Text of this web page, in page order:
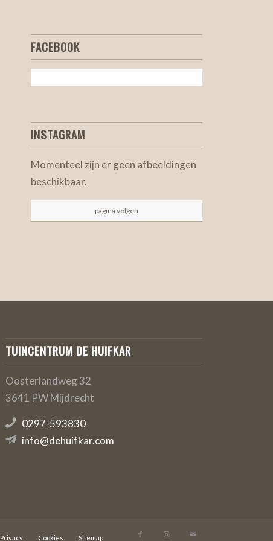
FACEBOOK
INSTAGRAM
Momenteel zijn er geen afbeeldingen
beschikbaar.
pagina volgen
TUINCENTRUM DE HUIFKAR
Oosterlandweg 32
3641 PW Mijdrecht
0297-593830
info@dehuifkar.com
Privacy Cookies Sitemap